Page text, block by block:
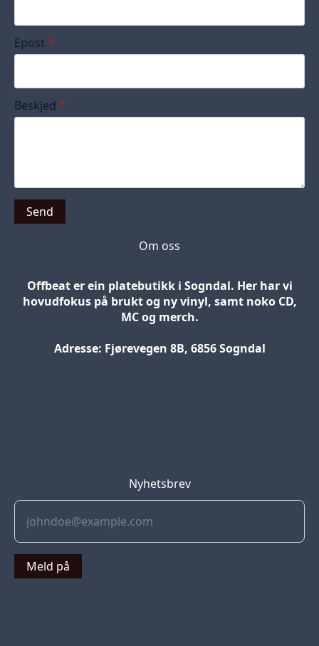
Epost *
Beskjed *
Send
Om oss
Offbeat er ein platebutikk i Sogndal. Her har vi
hovudfokus på brukt og ny vinyl, samt noko CD,
MC og merch.
Adresse: Fjørevegen 8B, 6856 Sogndal
Nyhetsbrev
Meld på